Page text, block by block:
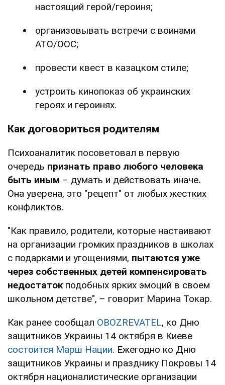
настоящий герой/героиня;
организовывать встречи с воинами
АТО/ООС;
провести квест в казацком стиле;
устроить кинопоказ об украинских
героях и героинях.
Как договориться родителям
Психоаналитик посоветовал в первую
очередь признать право любого человека
быть иным – думать и действовать иначе.
Она уверена, это "рецепт" от любых жестких
конфликтов.
"Как правило, родители, которые настаивают
на организации громких праздников в школах
с подарками и угощениями, пытаются уже
через собственных детей компенсировать
недостатокподобных ярких эмоций в своем
школьном детстве", – говорит Марина Токар.
Как ранее сообщал OBOZREVATEL, ко Дню
защитников Украины 14 октября в Киеве
состоится Марш Нации. Ежегодно ко Дню
защитников Украины и празднику Покровы 14
октября националистические организации